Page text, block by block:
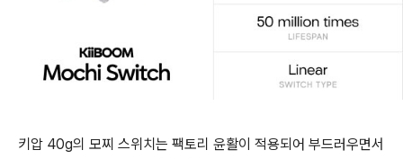
키압 40g의 모찌 스위치는 팩토리 윤활이 적용되어 부드러우면서